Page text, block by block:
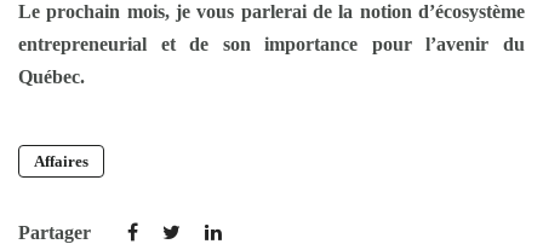
Le prochain mois, je vous parlerai de la notion d’écosystème
entrepreneurial et de son importance pour l’avenir du
Québec.
Affaires
Partager